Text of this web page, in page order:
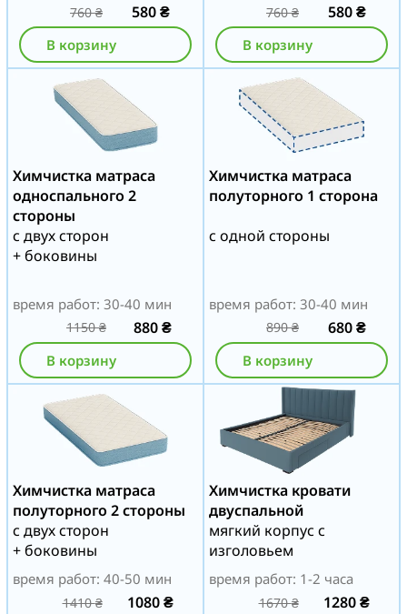
760₴ 580₴
В корзину
760₴ 580₴
В корзину
Химчистка матраса
односпального 2
стороны
с двух сторон
+ боковины
время работ: 30-40 мин
1150₴ 880₴
В корзину
Химчистка матраса
полуторного 1 сторона
с одной стороны
время работ: 30-40 мин
890₴ 680₴
В корзину
Химчистка матраса
полуторного 2 стороны
с двух сторон
+ боковины
время работ: 40-50 мин
1410₴ 1080₴
Химчистка кровати
двуспальной
мягкий корпус с
изголовьем
время работ: 1-2 часа
1670₴ 1280₴